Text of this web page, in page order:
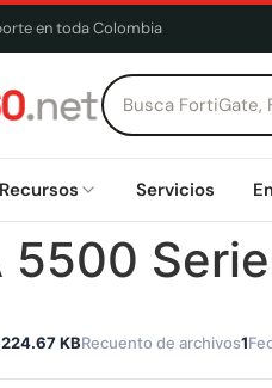
en toda Colombia
Recursos Servicios
5500
224.67 KBRecuento de archivos1